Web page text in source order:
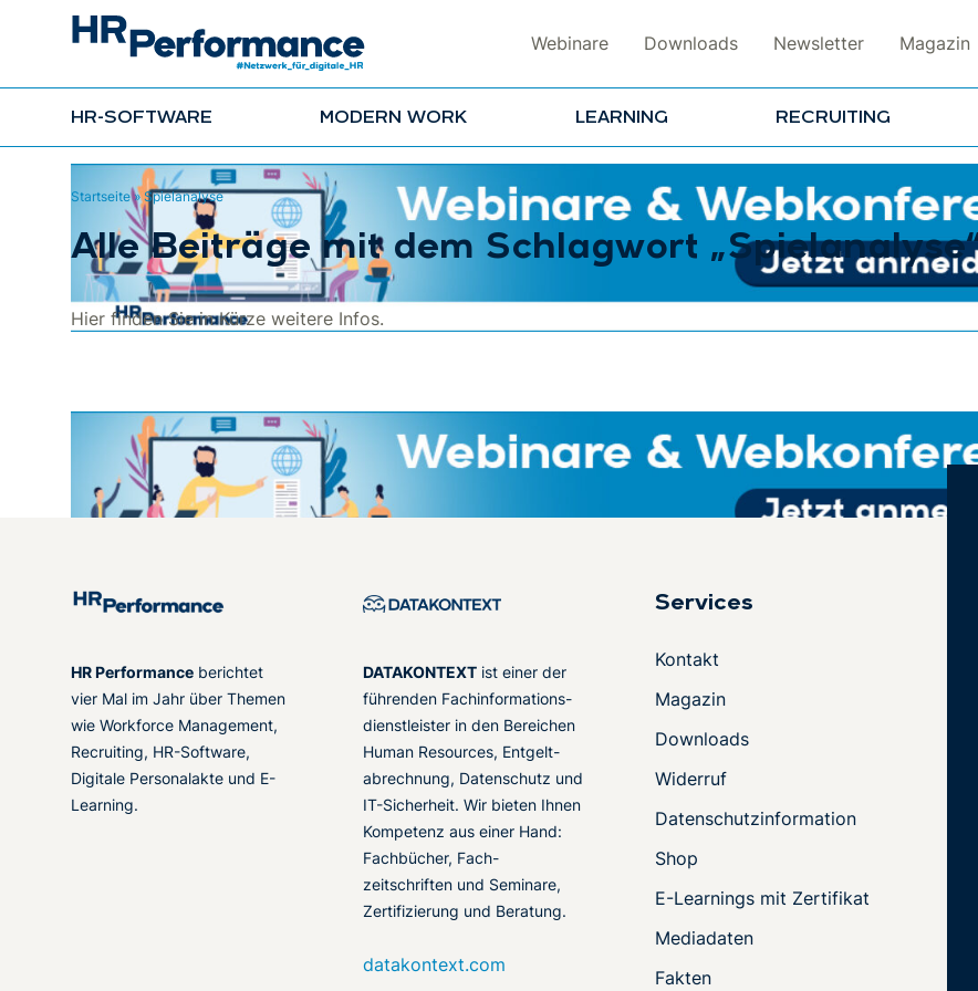
Webinare Downloads Newsletter Magazin
HR-SOFTWARE MODERN WORK LEARNING RECRUITING
Startseite»Spielanalyse
Alle Beiträge mit dem Schlagwort „Spielanalyse“
Hier finden Sie in Kürze weitere Infos.
HR Performance berichtet
vier Mal im Jahr über Themen
wie Workforce Management,
Recruiting, HR-Software,
Digitale Personalakte und E-
Learning.
DATAKONTEXT ist einer der
führenden Fachinformations-
dienstleister in den Bereichen
Human Resources, Entgelt-
abrechnung, Datenschutz und
IT-Sicherheit. Wir bieten Ihnen
Kompetenz aus einer Hand:
Fachbücher, Fach-
zeitschriften und Seminare,
Zertifizierung und Beratung.
datakontext.com
Services
Kontakt
Magazin
Downloads
Widerruf
Datenschutzinformation
Shop
E-Learnings mit Zertifikat
Mediadaten
Fakten